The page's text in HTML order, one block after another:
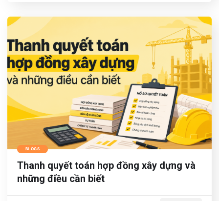
BLOGS
Thanh quyết toán hợp đồng xây dựng và
những điều cần biết